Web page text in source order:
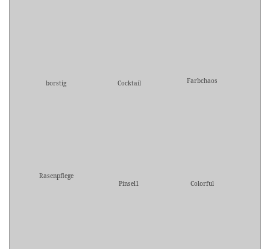
borstig Cocktail Farbchaos
Rasenpflege
Pinsel1
Colorful